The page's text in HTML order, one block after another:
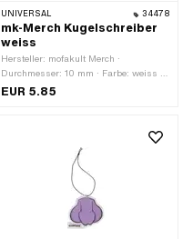
UNIVERSAL 34478
mk-Merch Kugelschreiber
weiss
Hersteller: mofakult Merch ·
Durchmesser: 10 mm · Farbe: weiss ·
Höhe: 135 mm
EUR 5.85